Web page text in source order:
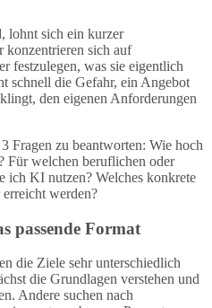
lohnt sich ein kurzer
konzentrieren sich auf
festzulegen, was sie eigentlich
schnell die Gefahr, ein Angebot
den eigenen Anforderungen
Fragen zu beantworten: Wie hoch
Für welchen beruflichen oder
ich KI nutzen? Welches konkrete
werden?
passende Format
die Ziele sehr unterschiedlich
die Grundlagen verstehen und
Andere suchen nach